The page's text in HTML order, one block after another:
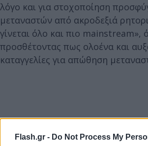
Flash.gr - Do Not Process My
λόγο και για στοχοποίηση
μεταναστών από ακροδεξιά
γίνεται όλο και πιο mainstream»,
προσθέτοντας πως ολοένα και
καταγγελίες για απώθηση